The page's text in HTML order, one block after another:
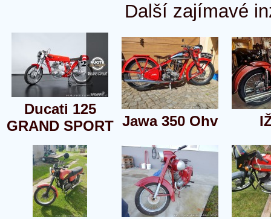
Další zajímavé
Ducati 125
GRAND SPORT Jawa 350 Ohv